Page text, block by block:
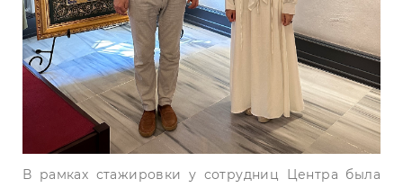
В рамках стажировки у сотрудниц Центра была